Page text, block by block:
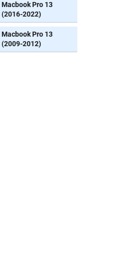
Macbook Pro 13
(2016-2022)
Macbook Pro 13
(2009-2012)